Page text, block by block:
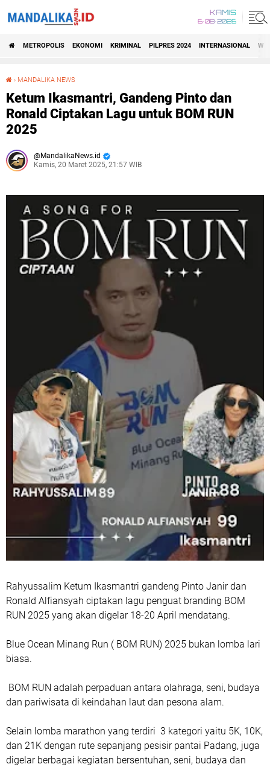
KAMIS
6•08•2026
METROPOLIS EKONOMI KRIMINAL PILPRES 2024 INTERNASIONAL
› MANDALIKA NEWS
Ketum Ikasmantri, Gandeng Pinto dan
Ronald Ciptakan Lagu untuk BOM RUN
2025
MandalikaNews.id
Kamis, 20 Maret 2025, 21:57 WIB
Rahyussalim Ketum Ikasmantri gandeng Pinto Janir dan
Ronald Alfiansyah ciptakan lagu penguat branding BOM
RUN 2025 yang akan digelar 18-20 April mendatang.
Blue Ocean Minang Run ( BOM RUN) 2025 bukan lomba lari
biasa.
BOM RUN adalah perpaduan antara olahraga, seni, budaya
dan pariwisata di keindahan laut dan pesona alam.
Selain lomba marathon yang terdiri 3 kategori yaitu 5K, 10K,
dan 21K dengan rute sepanjang pesisir pantai Padang, juga
digelar berbagai kegiatan bersentuhan, seni, budaya dan